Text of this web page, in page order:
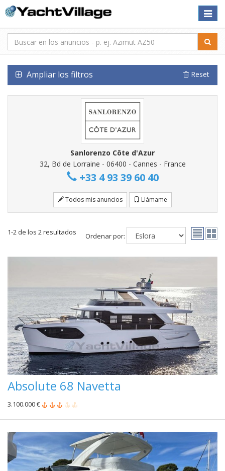
Toggle
Ampliar los filtros Reset
Sanlorenzo Côte d'Azur
32, Bd de Lorraine - 06400 - Cannes - France
+33 4 93 39 60 40
Todos mis anuncios Llámame
1-2 de los 2 resultados Ordenar por:
Absolute 68 Navetta
3.100.000 €